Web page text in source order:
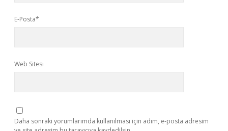
E-Posta*
Web Sitesi
Daha sonraki yorumlarımda kullanılması için adım, e-posta adresim